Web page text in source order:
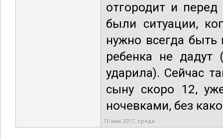
отгородит и
были ситуации,
нужно всегда
ребенка не
ударила). Сейчас
сыну скоро 12,
ночевками, без
10 мая 2017, среда